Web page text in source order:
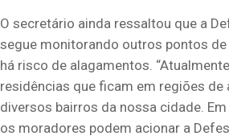
O secretário ainda ressaltou que a
segue monitorando outros pontos de
há risco de alagamentos.
residências que ficam em regiões de
diversos bairros da nossa cidade.
os moradores podem acionar a